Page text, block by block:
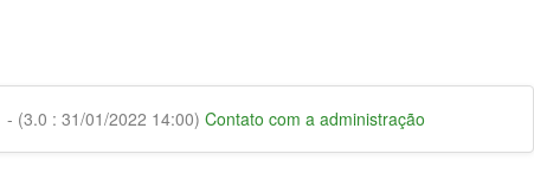
(3.0 : 31/01/2022 14:00) Contato com a administração